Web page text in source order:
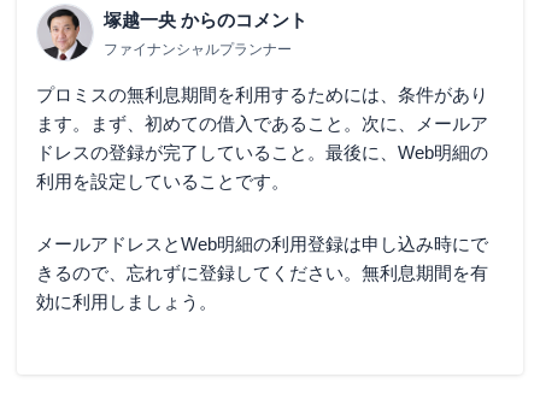
塚越一央 からのコメント
ファイナンシャルプランナー
プロミスの無利息期間を利用するためには、条件があり
ます。まず、初めての借入であること。次に、メールア
ドレスの登録が完了していること。最後に、Web明細の
利用を設定していることです。
メールアドレスとWeb明細の利用登録は申し込み時にで
きるので、忘れずに登録してください。無利息期間を有
効に利用しましょう。